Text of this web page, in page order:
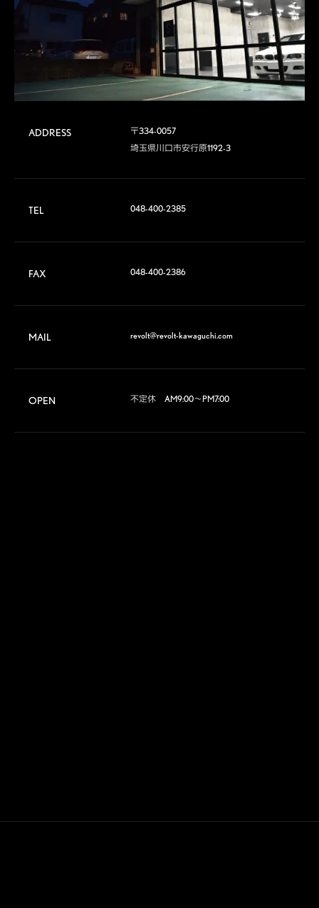
ADDRESS
〒334-0057
埼玉県川口市安行原1192-3
TEL 048-400-2385
FAX 048-400-2386
MAIL revolt@revolt-kawaguchi.com
OPEN 不定休　AM9:00～PM7:00